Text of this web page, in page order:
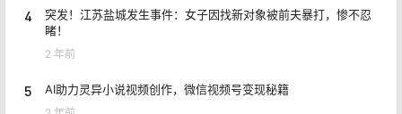
4
突发！江苏盐城发生事件：女子因找新对象被前夫暴打，惨不忍
睹！
2 年前
5 AI助力灵异小说视频创作，微信视频号变现秘籍